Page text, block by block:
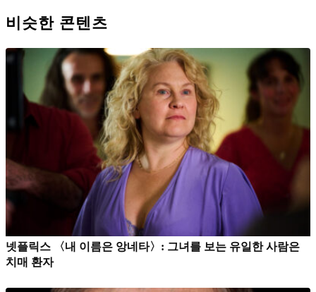
비슷한 콘텐츠
넷플릭스 〈내 이름은 앙네타〉: 그녀를 보는 유일한 사람은
치매 환자